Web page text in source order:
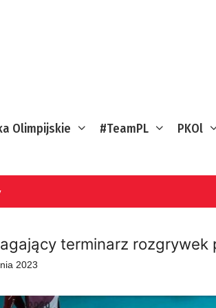
Olimpijskie #TeamPL PKOl
terminarz rozgrywek
2023